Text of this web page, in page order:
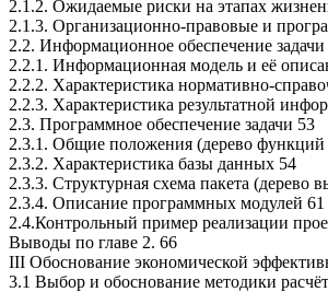
2.1.2. Ожидаемые риски на этапах
2.1.3. Организационно-правовые и
2.2. Информационное обеспечение задачи
2.2.1. Информационная модель и её
2.2.2. Характеристика нормативно-
2.2.3. Характеристика результатной
2.3. Программное обеспечение задачи 53
2.3.1. Общие положения (дерево функций
2.3.2. Характеристика базы данных 54
2.3.3. Структурная схема пакета (дерево
2.3.4. Описание программных модулей 61
2.4.Контрольный пример реализации
Выводы по главе 2. 66
III Обоснование экономической
3.1 Выбор и обоснование методики